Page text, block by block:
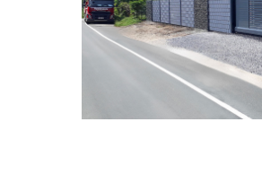
Découvrir le projet →